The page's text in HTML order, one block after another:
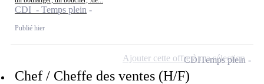
CDI - Temps plein
Publié hier
Chef / Cheffe des ventes (H/F)
CDITemps plein
Ajouter cette offre à ma sélection